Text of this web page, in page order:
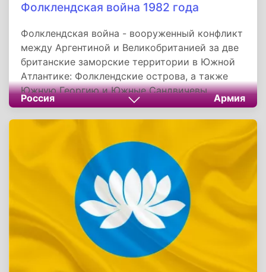
Фолклендская война 1982 года
Фолклендская война - вооруженный конфликт
между Аргентиной и Великобританией за две
британские заморские территории в Южной
Атлантике: Фолклендские острова, а также
Южную Георгию и Южные Сандвичевы
Острова. Она началась 2 апреля 1982 года с
вторжения и захвата Аргентиной
суверенитет. В ответ правительство
Великобритании отправило военно-морское
оперативное соединение для атаки ВМС и ВВС
Аргентины перед высадкой морского десанта
на территории островов.
Россия Армия